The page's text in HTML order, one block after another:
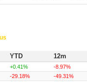
YTD 12m
+0.41% -8.97%
-29.18% -49.31%